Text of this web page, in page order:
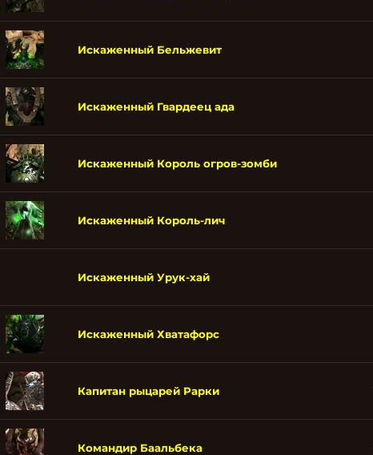
Искаженный Бельжевит
Искаженный Гвардеец ада
Искаженный Король огров-зомби
Искаженный Король-лич
Искаженный Урук-хай
Искаженный Хватафорс
Капитан рыцарей Рарки
Командир Баальбека